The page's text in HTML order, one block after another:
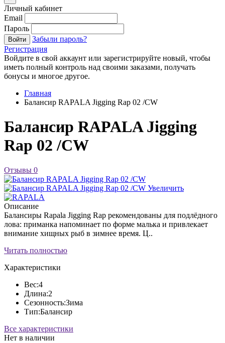
Личный кабинет
Email
Пароль
Войти
Забыли пароль?
Регистрация
Войдите в свой аккаунт или зарегистрируйте новый, чтобы
иметь полный контроль над своими заказами, получать
бонусы и многое другое.
Главная
Балансир RAPALA Jigging Rap 02 /CW
Балансир RAPALA Jigging
Rap 02 /CW
Отзывы 0
Увеличить
Описание
Балансиры Rapala Jigging Rap рекомендованы для подлёдного
лова: приманка напоминает по форме малька и привлекает
внимание хищных рыб в зимнее время. Ц..
Читать полностью
Характеристики
Вес:4
Длина:2
Сезонность:Зима
Тип:Балансир
Все характеристики
Нет в наличии